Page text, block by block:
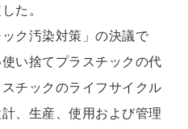
た。
ク汚染対策」の決議で
い捨てプラスチックの代
チックのライフサイクル
、生産、使用および管理